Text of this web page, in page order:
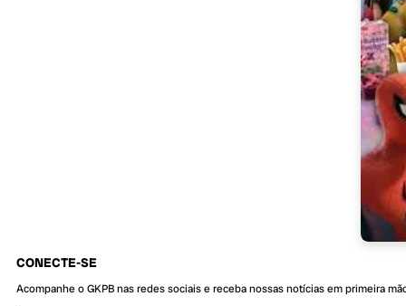
CONECTE-SE
Acompanhe o GKPB nas redes sociais e receba nossas notícias em primeira